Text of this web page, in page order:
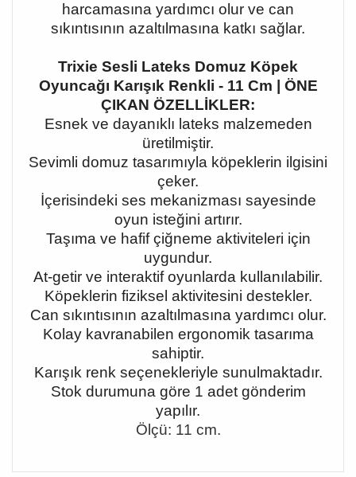
harcamasına yardımcı olur ve can
sıkıntısının azaltılmasına katkı sağlar.
Trixie Sesli Lateks Domuz Köpek
Oyuncağı Karışık Renkli - 11 Cm | ÖNE
ÇIKAN ÖZELLİKLER:
Esnek ve dayanıklı lateks malzemeden
üretilmiştir.
Sevimli domuz tasarımıyla köpeklerin ilgisini
çeker.
İçerisindeki ses mekanizması sayesinde
oyun isteğini artırır.
Taşıma ve hafif çiğneme aktiviteleri için
uygundur.
At-getir ve interaktif oyunlarda kullanılabilir.
Köpeklerin fiziksel aktivitesini destekler.
Can sıkıntısının azaltılmasına yardımcı olur.
Kolay kavranabilen ergonomik tasarıma
sahiptir.
Karışık renk seçenekleriyle sunulmaktadır.
Stok durumuna göre 1 adet gönderim
yapılır.
Ölçü: 11 cm.